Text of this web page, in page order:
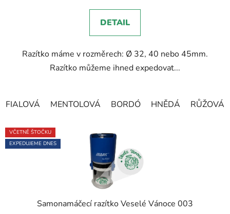
5,0
z
hvězdiček.
DETAIL
Razítko máme v rozměrech: Ø 32, 40 nebo 45mm.
Razítko můžeme ihned expedovat...
FIALOVÁ MENTOLOVÁ BORDÓ HNĚDÁ RŮŽOVÁ
VČETNĚ ŠTOČKU
EXPEDUJEME DNES
Samonamáčecí razítko Veselé Vánoce 003